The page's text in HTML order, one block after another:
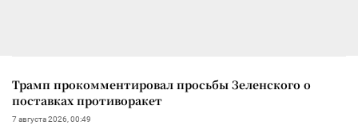
Трамп прокомментировал просьбы Зеленского о
поставках противоракет
7 августа 2026, 00:49